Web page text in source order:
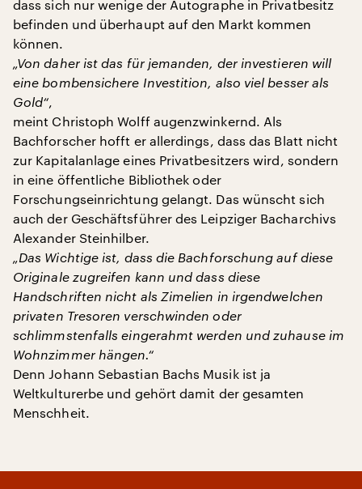
dass sich nur wenige der Autographe in Privatbesitz
befinden und überhaupt auf den Markt kommen
können.
„Von daher ist das für jemanden, der investieren will
eine bombensichere Investition, also viel besser als
Gold“,
meint Christoph Wolff augenzwinkernd. Als
Bachforscher hofft er allerdings, dass das Blatt nicht
zur Kapitalanlage eines Privatbesitzers wird, sondern
in eine öffentliche Bibliothek oder
Forschungseinrichtung gelangt. Das wünscht sich
auch der Geschäftsführer des Leipziger Bacharchivs
Alexander Steinhilber.
„Das Wichtige ist, dass die Bachforschung auf diese
Originale zugreifen kann und dass diese
Handschriften nicht als Zimelien in irgendwelchen
privaten Tresoren verschwinden oder
schlimmstenfalls eingerahmt werden und zuhause im
Wohnzimmer hängen.“
Denn Johann Sebastian Bachs Musik ist ja
Weltkulturerbe und gehört damit der gesamten
Menschheit.